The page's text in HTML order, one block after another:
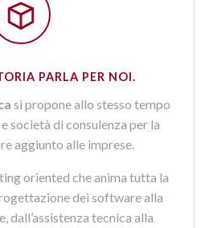
PARLA PER NOI.
si propone allo stesso tempo
società di consulenza per la
aggiunto alle imprese.
oriented che anima tutta la
dei software alla
dall’assistenza tecnica alla